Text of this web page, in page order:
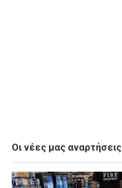
Οι νέες μας αναρτήσεις